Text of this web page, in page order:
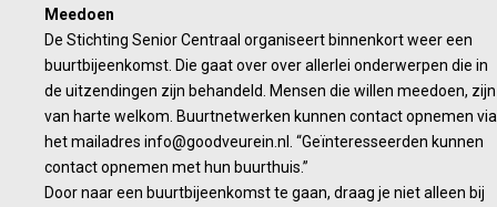
Meedoen
De Stichting Senior Centraal organiseert binnenkort weer een
buurtbijeenkomst. Die gaat over over allerlei onderwerpen die in
de uitzendingen zijn behandeld. Mensen die willen meedoen, zijn
van harte welkom. Buurtnetwerken kunnen contact opnemen via
het mailadres info@goodveurein.nl. “Geïnteresseerden kunnen
contact opnemen met hun buurthuis.”
Door naar een buurtbijeenkomst te gaan, draag je niet alleen bij